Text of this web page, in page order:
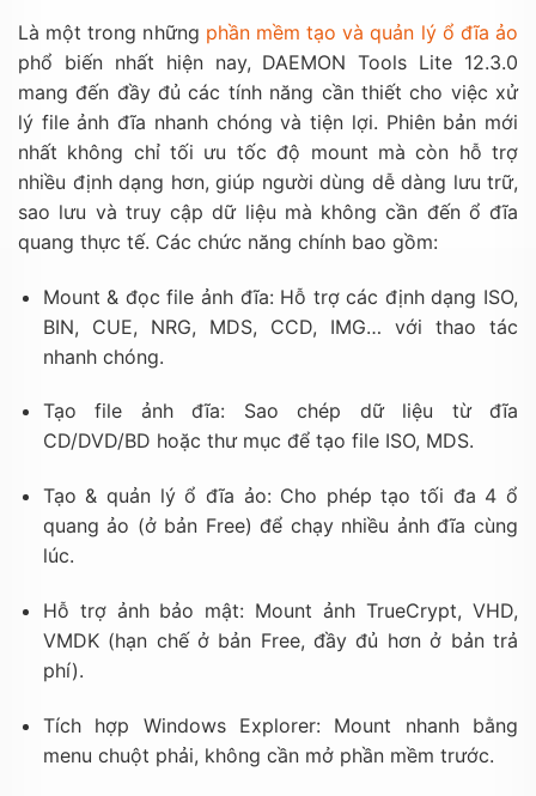
Là một trong những phần mềm tạo và quản lý ổ đĩa ảo
phổ biến nhất hiện nay, DAEMON Tools Lite 12.3.0
mang đến đầy đủ các tính năng cần thiết cho việc xử
lý file ảnh đĩa nhanh chóng và tiện lợi. Phiên bản mới
nhất không chỉ tối ưu tốc độ mount mà còn hỗ trợ
nhiều định dạng hơn, giúp người dùng dễ dàng lưu trữ,
sao lưu và truy cập dữ liệu mà không cần đến ổ đĩa
quang thực tế. Các chức năng chính bao gồm:
Mount & đọc file ảnh đĩa: Hỗ trợ các định dạng ISO,
BIN, CUE, NRG, MDS, CCD, IMG… với thao tác
nhanh chóng.
Tạo file ảnh đĩa: Sao chép dữ liệu từ đĩa
CD/DVD/BD hoặc thư mục để tạo file ISO, MDS.
Tạo & quản lý ổ đĩa ảo: Cho phép tạo tối đa 4 ổ
quang ảo (ở bản Free) để chạy nhiều ảnh đĩa cùng
lúc.
Hỗ trợ ảnh bảo mật: Mount ảnh TrueCrypt, VHD,
VMDK (hạn chế ở bản Free, đầy đủ hơn ở bản trả
phí).
Tích hợp Windows Explorer: Mount nhanh bằng
menu chuột phải, không cần mở phần mềm trước.